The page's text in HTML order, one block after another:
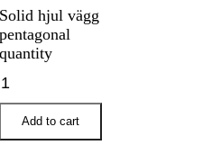
Solid hjul vägg
pentagonal
quantity
Add to cart